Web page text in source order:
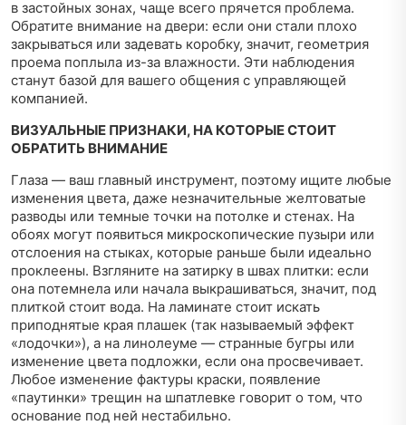
в застойных зонах, чаще всего прячется проблема.
Обратите внимание на двери: если они стали плохо
закрываться или задевать коробку, значит, геометрия
проема поплыла из-за влажности. Эти наблюдения
станут базой для вашего общения с управляющей
компанией.
ВИЗУАЛЬНЫЕ ПРИЗНАКИ, НА КОТОРЫЕ СТОИТ
ОБРАТИТЬ ВНИМАНИЕ
Глаза — ваш главный инструмент, поэтому ищите любые
изменения цвета, даже незначительные желтоватые
разводы или темные точки на потолке и стенах. На
обоях могут появиться микроскопические пузыри или
отслоения на стыках, которые раньше были идеально
проклеены. Взгляните на затирку в швах плитки: если
она потемнела или начала выкрашиваться, значит, под
плиткой стоит вода. На ламинате стоит искать
приподнятые края плашек (так называемый эффект
«лодочки»), а на линолеуме — странные бугры или
изменение цвета подложки, если она просвечивает.
Любое изменение фактуры краски, появление
«паутинки» трещин на шпатлевке говорит о том, что
основание под ней нестабильно.